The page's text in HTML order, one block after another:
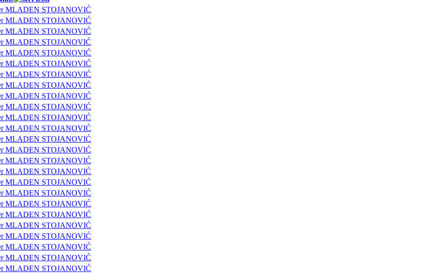
MLADEN STOJANOVIĆ
MLADEN STOJANOVIĆ
MLADEN STOJANOVIĆ
MLADEN STOJANOVIĆ
MLADEN STOJANOVIĆ
MLADEN STOJANOVIĆ
MLADEN STOJANOVIĆ
MLADEN STOJANOVIĆ
MLADEN STOJANOVIĆ
MLADEN STOJANOVIĆ
MLADEN STOJANOVIĆ
MLADEN STOJANOVIĆ
MLADEN STOJANOVIĆ
MLADEN STOJANOVIĆ
MLADEN STOJANOVIĆ
MLADEN STOJANOVIĆ
MLADEN STOJANOVIĆ
MLADEN STOJANOVIĆ
MLADEN STOJANOVIĆ
MLADEN STOJANOVIĆ
MLADEN STOJANOVIĆ
MLADEN STOJANOVIĆ
MLADEN STOJANOVIĆ
MLADEN STOJANOVIĆ
MLADEN STOJANOVIĆ